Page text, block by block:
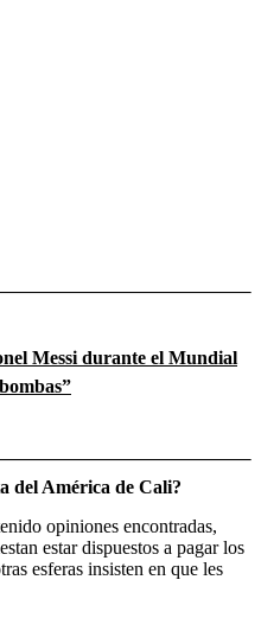
Messi durante el Mundial
del América de Cali?
opiniones encontradas,
estar dispuestos a pagar los
esferas insisten en que les